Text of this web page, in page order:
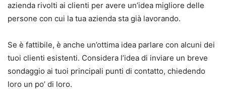
azienda rivolti ai clienti per avere un’idea migliore delle
persone con cui la tua azienda sta già lavorando.
Se è fattibile, è anche un’ottima idea parlare con alcuni dei
tuoi clienti esistenti. Considera l’idea di inviare un breve
sondaggio ai tuoi principali punti di contatto, chiedendo
loro un po’ di loro.